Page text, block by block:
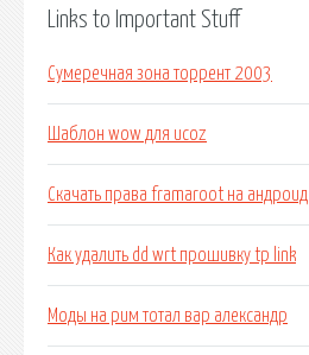
Links to Important Stuff
Сумеречная зона торрент 2003
Шаблон wow для ucoz
Скачать права framaroot на андроид
Как удалить dd wrt прошивку tp link
Моды на рим тотал вар александр